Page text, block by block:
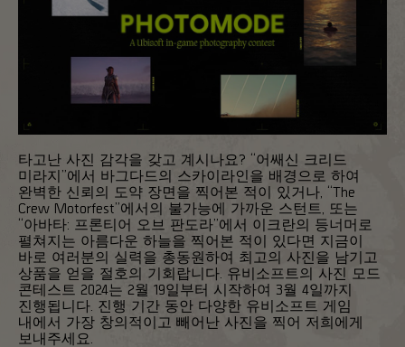
타고난 사진 감각을 갖고 계시나요? “어쌔신 크리드
미라지”에서 바그다드의 스카이라인을 배경으로 하여
완벽한 신뢰의 도약 장면을 찍어본 적이 있거나, “The
Crew Motorfest”에서의 불가능에 가까운 스턴트, 또는
“아바타: 프론티어 오브 판도라”에서 이크란의 등너머로
펼쳐지는 아름다운 하늘을 찍어본 적이 있다면 지금이
바로 여러분의 실력을 총동원하여 최고의 사진을 남기고
상품을 얻을 절호의 기회랍니다. 유비소프트의 사진 모드
콘테스트 2024는 2월 19일부터 시작하여 3월 4일까지
진행됩니다. 진행 기간 동안 다양한 유비소프트 게임
내에서 가장 창의적이고 빼어난 사진을 찍어 저희에게
보내주세요.